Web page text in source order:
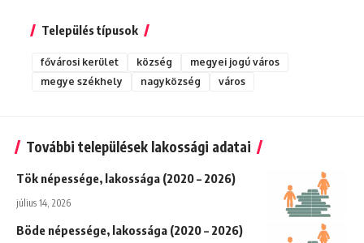
Település típusok
fővárosi kerület község
megyei jogú város
megye székhely
nagyközség város
További települések lakossági adatai
Tök népessége, lakossága (2020 – 2026)
július 14, 2026
Böde népessége, lakossága (2020 – 2026)